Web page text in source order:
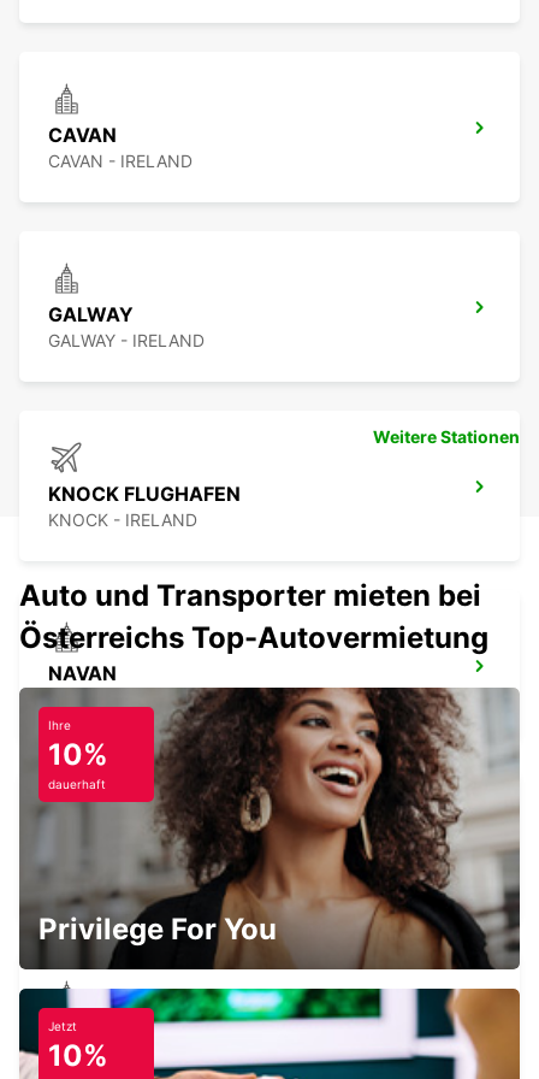
CAVAN
CAVAN - IRELAND
GALWAY
GALWAY - IRELAND
KNOCK FLUGHAFEN
KNOCK - IRELAND
NAVAN
NAVAN - IRELAND
NAAS - IRELAND
SLIGO
CARRAROE - IRELAND
Weitere Stationen
Auto und Transporter mieten bei
Österreichs Top-Autovermietung
Ihre
10%
dauerhaft
Privilege For You
Jetzt
10%